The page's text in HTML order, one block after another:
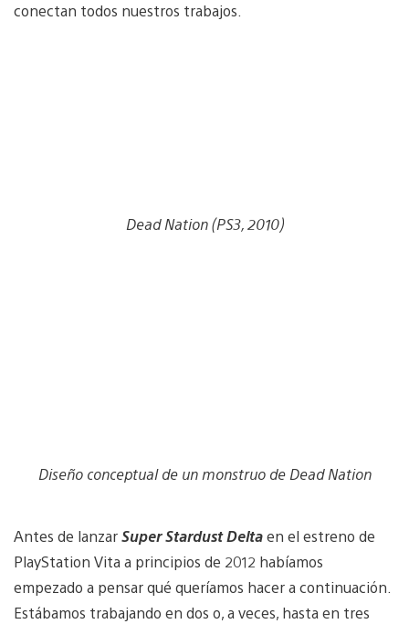
conectan todos nuestros trabajos.
Dead Nation (PS3, 2010)
Diseño conceptual de un monstruo de Dead Nation
Antes de lanzarSuper Stardust Deltaen el estreno de
PlayStation Vita a principios de 2012 habíamos
empezado a pensar qué queríamos hacer a continuación.
Estábamos trabajando en dos o, a veces, hasta en tres